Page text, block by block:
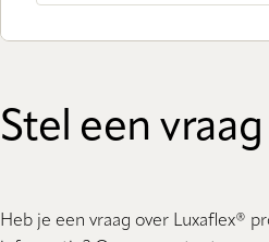
Stel een vraag
Heb je een vraag over Luxaflex®